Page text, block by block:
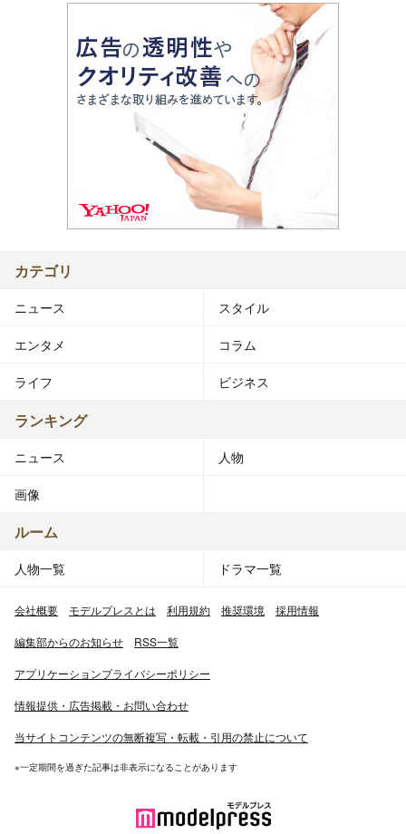
カテゴリ
ニュース スタイル
エンタメ コラム
ライフ ビジネス
ランキング
ニュース 人物
画像
ルーム
人物一覧 ドラマ一覧
会社概要 モデルプレスとは 利用規約 推奨環境 採用情報
編集部からのお知らせ RSS一覧
アプリケーションプライバシーポリシー
情報提供・広告掲載・お問い合わせ
当サイトコンテンツの無断複写・転載・引用の禁止について
※一定期間を過ぎた記事は非表示になることがあります